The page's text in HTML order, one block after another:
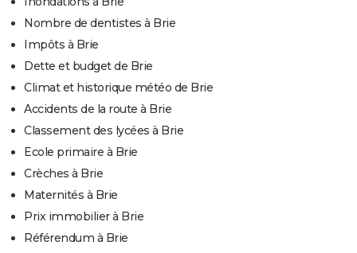
Nombre de dentistes à Brie
Impôts à Brie
Dette et budget de Brie
Climat et historique météo de Brie
Accidents de la route à Brie
Classement des lycées à Brie
Ecole primaire à Brie
Crèches à Brie
Maternités à Brie
Prix immobilier à Brie
Référendum à Brie